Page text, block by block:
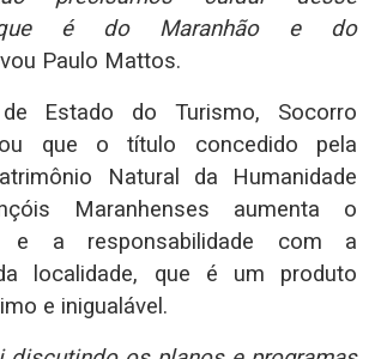
que é do Maranhão e do
Paulo Mattos.
Estado do Turismo, Socorro
que o título concedido pela
Natural da Humanidade
Maranhenses aumenta o
e a responsabilidade com a
localidade, que é um produto
e inigualável.